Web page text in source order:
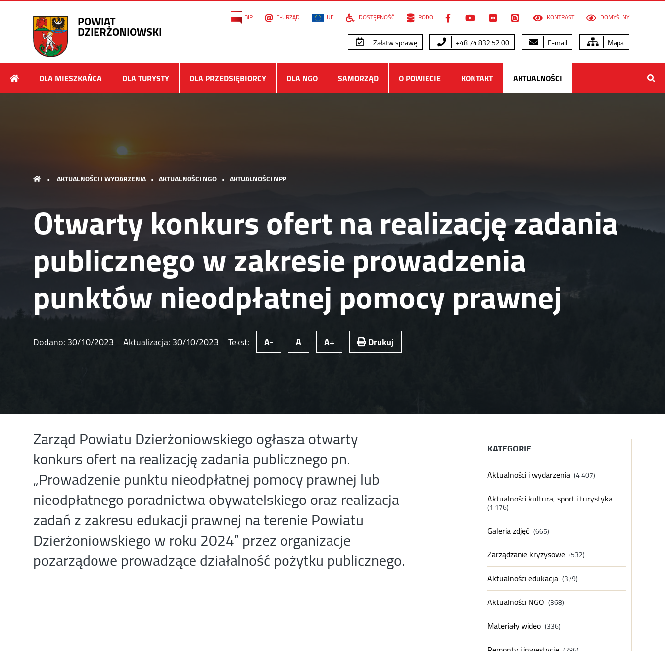
POWIAT
DZIERŻONIOWSKI
BIP E-URZĄD UE DOSTĘPNOŚĆ RODO KONTRAST DOMYŚLNY
Załatw sprawę +48 74 832 52 00 E-mail Mapa
DLA MIESZKAŃCA DLA TURYSTY DLA PRZEDSIĘBIORCY DLA NGO SAMORZĄD O POWIECIE KONTAKT AKTUALNOŚCI
• AKTUALNOŚCI I WYDARZENIA • AKTUALNOŚCI NGO • AKTUALNOŚCI NPP
Otwarty konkurs ofert na realizację zadania
publicznego w zakresie prowadzenia
punktów nieodpłatnej pomocy prawnej
Dodano:30/10/2023 Aktualizacja:30/10/2023 Tekst: A- A A+ Drukuj
Zarząd Powiatu Dzierżoniowskiego ogłasza otwarty
konkurs ofert na realizację zadania publicznego pn.
„Prowadzenie punktu nieodpłatnej pomocy prawnej lub
nieodpłatnego poradnictwa obywatelskiego oraz realizacja
zadań z zakresu edukacji prawnej na terenie Powiatu
Dzierżoniowskiego w roku 2024” przez organizacje
pozarządowe prowadzące działalność pożytku publicznego.
KATEGORIE
Aktualności i wydarzenia (4 407)
Aktualności kultura, sport i turystyka
(1 176)
Galeria zdjęć (665)
Zarządzanie kryzysowe (532)
Aktualności edukacja (379)
Aktualności NGO (368)
Materiały wideo (336)